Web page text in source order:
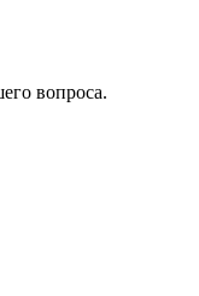
вопроса.